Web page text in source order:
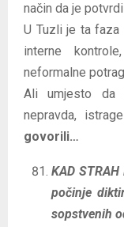
način da je
U Tuzli je ta faza
interne
neformalne
Ali umjesto da
nepravda,
govorili…
KAD
počinje
sopstvenih